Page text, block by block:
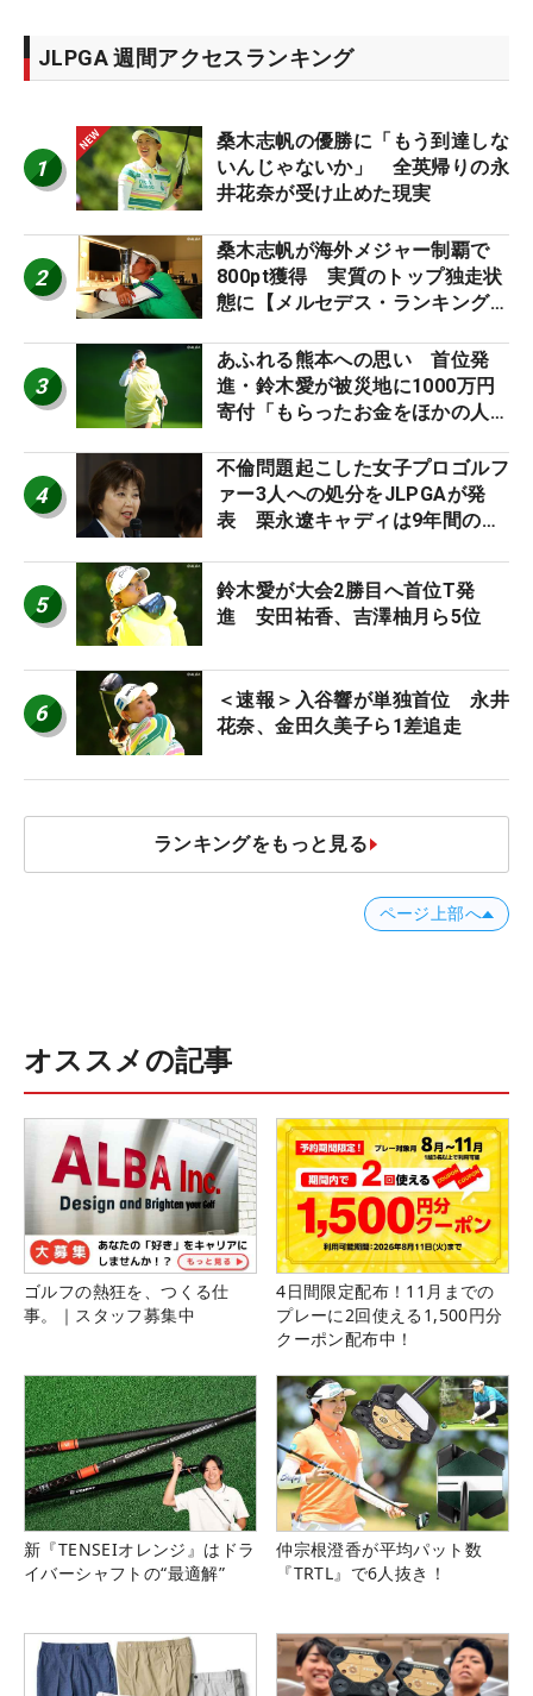
JLPGA 週間アクセスランキング
1
桑木志帆の優勝に「もう到達しな
いんじゃないか」 全英帰りの永
井花奈が受け止めた現実
2
桑木志帆が海外メジャー制覇で
800pt獲得 実質のトップ独走状
態に【メルセデス・ランキング番
3
あふれる熊本への思い 首位発
進・鈴木愛が被災地に1000万円
寄付「もらったお金をほかの人
4
不倫問題起こした女子プロゴルフ
ァー3人への処分をJLPGAが発
表 栗永遼キャディは9年間の立
5
鈴木愛が大会2勝目へ首位T発
進 安田祐香、吉澤柚月ら5位
6
＜速報＞入谷響が単独首位 永井
花奈、金田久美子ら1差追走
ランキングをもっと見る
ページ上部へ
オススメの記事
ゴルフの熱狂を、つくる仕
事。｜スタッフ募集中
4日間限定配布！11月までの
プレーに2回使える1,500円分
クーポン配布中！
新『TENSEIオレンジ』はドラ
イバーシャフトの“最適解”
仲宗根澄香が平均パット数
『TRTL』で6人抜き！